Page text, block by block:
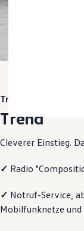
Driving
Lifestyle
Besitzer und
Service
Trend
Trend
Cleverer Einstieg.
✓ Radio
✓ Notruf-Service ,
Mobilfunknetze und